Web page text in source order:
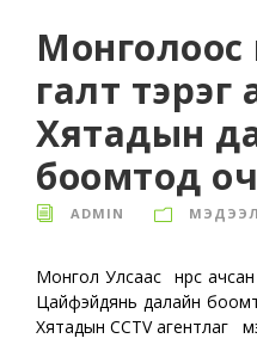
Монголоос
галт тэрэг
Хятадын
боомтод
ADMIN
Монгол Улсаас нүүрс
Цайфэйдянь далайн
Хятадын CCTV агентлаг